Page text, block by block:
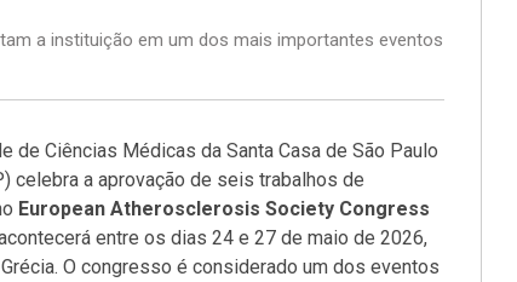
a instituição em um dos mais importantes eventos
de Ciências Médicas da Santa Casa de São Paulo
celebra a aprovação de seis trabalhos de
European Atherosclerosis Society Congress
entre os dias 24 e 27 de maio de 2026,
O congresso é considerado um dos eventos